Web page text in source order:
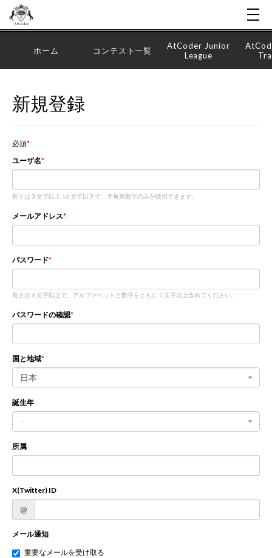
ホーム コンテスト一覧
AtCoder Junior
League
新規登録
必須
ユーザ名
長さは 3 文字以上 16 文字以下で、半角英数字のみが使用できます。
メールアドレス
パスワード
長さは 6 文字以上で、アルファベットと数字をともに 1 文字以上含めてください。
パスワードの確認
国と地域
日本
誕生年
-
所属
X(Twitter) ID
@
メール通知
重要なメールを受け取る